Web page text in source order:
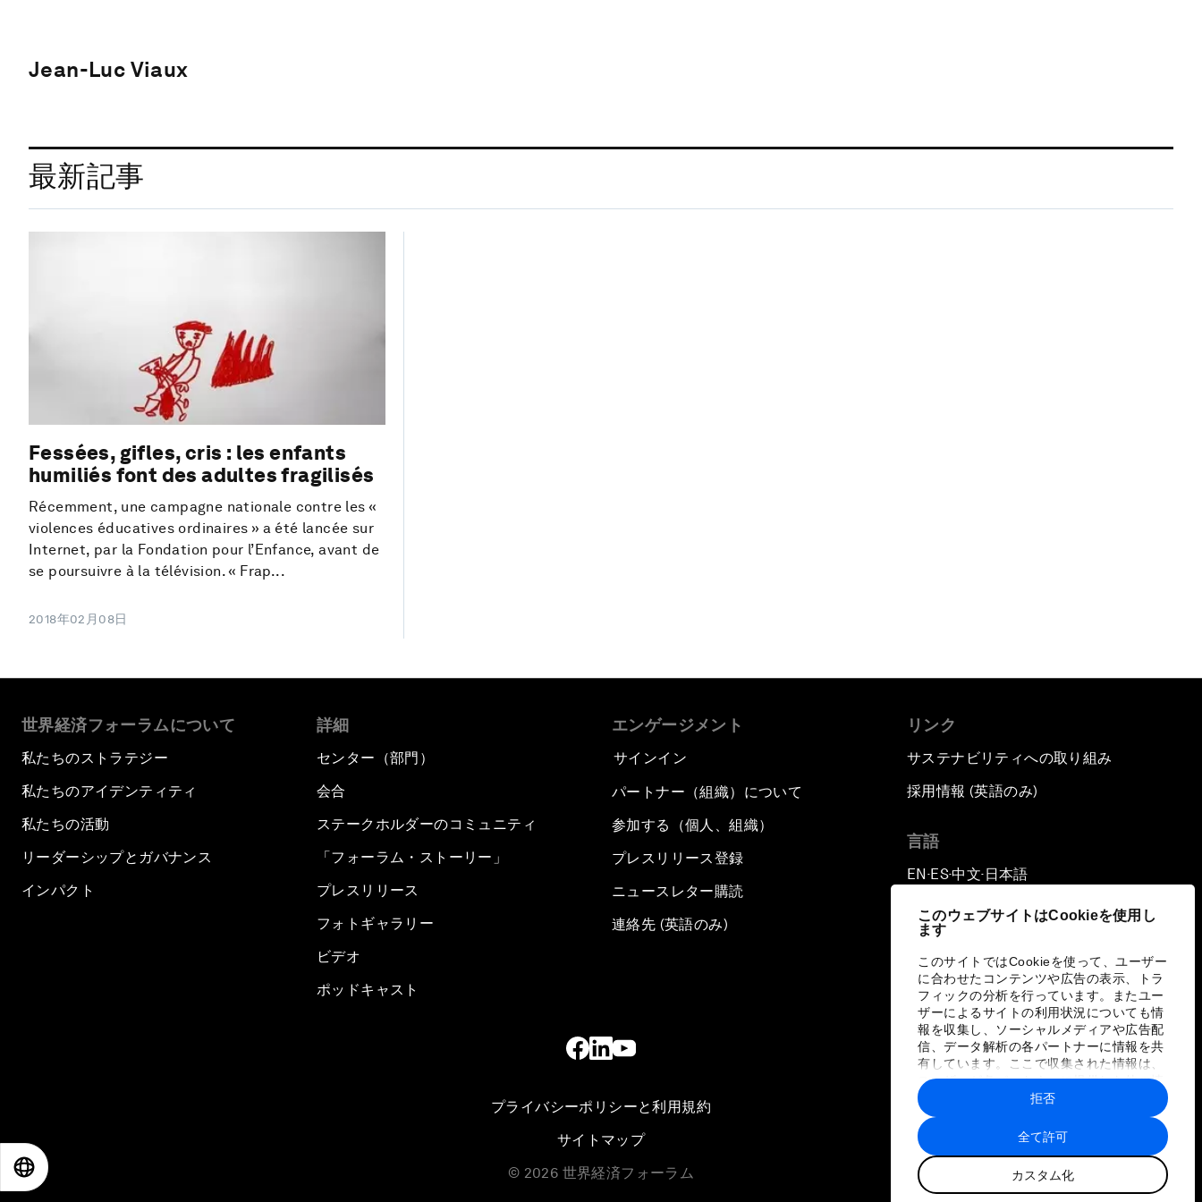
このウェブサイトはCookieを使用し
ます
このサイトではCookieを使って、ユーザー
に合わせたコンテンツや広告の表示、トラ
フィックの分析を行っています。またユー
ザーによるサイトの利用状況についても情
報を収集し、ソーシャルメディアや広告配
信、データ解析の各パートナーに情報を共
有しています。ここで収集された情報は、
ユーザーが各パートナーに提供した他の情
報や各パートナーのサービスを使用した際
に収集された情報と組み合わされ、各パー
トナーによって使用されることがありま
す。
全て許可
カスタム化
拒否
Jean-Luc Viaux
最新記事
Fessées, gifles, cris : les enfants
humiliés font des adultes fragilisés
Récemment, une campagne nationale contre les «
violences éducatives ordinaires » a été lancée sur
Internet, par la Fondation pour l’Enfance, avant de
se poursuivre à la télévision. « Frap...
2018年02月08日
世界経済フォーラムについて
私たちのストラテジー
私たちのアイデンティティ
私たちの活動
リーダーシップとガバナンス
インパクト
詳細
センター（部門）
会合
ステークホルダーのコミュニティ
「フォーラム・ストーリー」
プレスリリース
フォトギャラリー
ビデオ
ポッドキャスト
エンゲージメント
サインイン
パートナー（組織）について
参加する（個人、組織）
プレスリリース登録
ニュースレター購読
連絡先 (英語のみ)
リンク
サステナビリティへの取り組み
採用情報 (英語のみ)
言語
EN ▪ES▪中文▪ 日本語
プライバシーポリシーと利用規約
サイトマップ
© 2026 世界経済フォーラム